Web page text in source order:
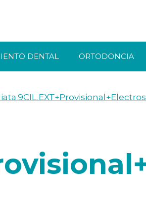
DENTAL ORTODONCIA